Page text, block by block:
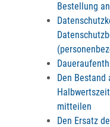
Bestellung
Den
mitteilen
Den Ersatz